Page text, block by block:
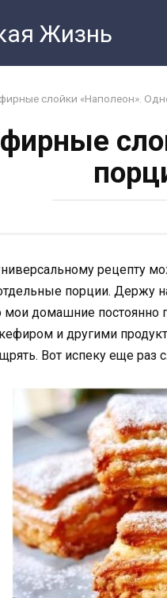
Жизнь
слойки «Наполеон».
рецепту
порции. Держу
мои домашние
и другими
Вот испеку еще раз